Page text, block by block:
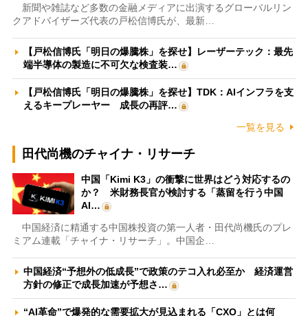
新聞や雑誌など多数の金融メディアに出演するグローバルリン
クアドバイザーズ代表の戸松信博氏が、最新…
【戸松信博氏「明日の爆騰株」を探せ】レーザーテック：最先
端半導体の製造に不可欠な検査装…
【戸松信博氏「明日の爆騰株」を探せ】TDK：AIインフラを支
えるキープレーヤー 成長の再評…
一覧を見る
田代尚機のチャイナ・リサーチ
中国「Kimi K3」の衝撃に世界はどう対応するの
か？ 米財務長官が検討する「蒸留を行う中国
AI…
中国経済に精通する中国株投資の第一人者・田代尚機氏のプレ
ミアム連載「チャイナ・リサーチ」。中国企…
中国経済“予想外の低成長”で政策のテコ入れ必至か 経済運営
方針の修正で成長加速が予想さ…
“AI革命”で爆発的な需要拡大が見込まれる「CXO」とは何